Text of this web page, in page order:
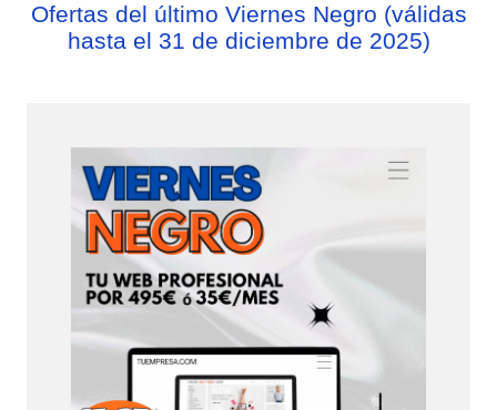
Ofertas del último Viernes Negro (válidas
hasta el 31 de diciembre de 2025)